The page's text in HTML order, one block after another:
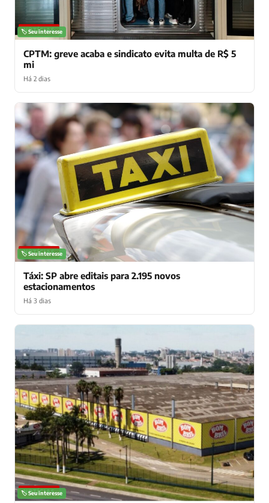
NOTÍCIAS
🏷️ Seu interesse
CPTM: greve acaba e sindicato evita multa de R$ 5
mi
Há 2 dias
NOTÍCIAS
🏷️ Seu interesse
Táxi: SP abre editais para 2.195 novos
estacionamentos
Há 3 dias
NOTÍCIAS
🏷️ Seu interesse